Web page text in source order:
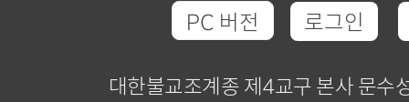
PC 버전 로그인
대한불교조계종 제4교구 본사 문수